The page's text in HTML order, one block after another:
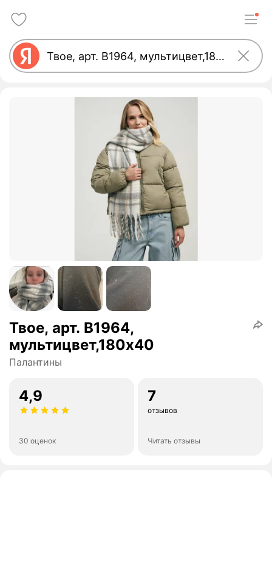
Твое, арт. B1964,
мультицвет,180х40
Палантины
4,9
30 оценок
7
отзывов
Читать отзывы